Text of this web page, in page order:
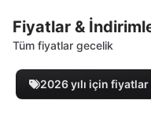
Fiyatlar &
Tüm fiyatlar gecelik
2026 yılı için fiyatlar